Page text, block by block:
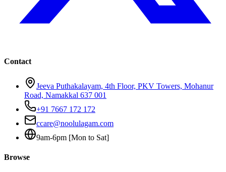
Contact
Jeeva Puthakalayam, 4th Floor, PKV Towers, Mohanur
Road, Namakkal 637 001
+91 7667 172 172
ccare@noolulagam.com
9am-6pm [Mon to Sat]
Browse